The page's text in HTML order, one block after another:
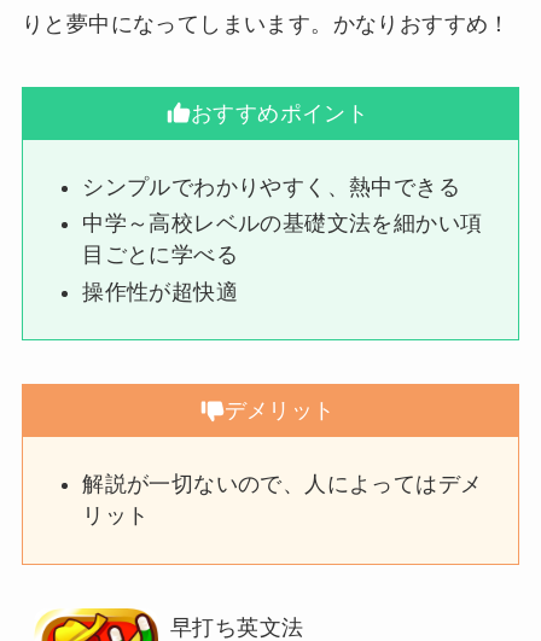
りと夢中になってしまいます。かなりおすすめ！
おすすめポイント
シンプルでわかりやすく、熱中できる
中学～高校レベルの基礎文法を細かい項
目ごとに学べる
操作性が超快適
デメリット
解説が一切ないので、人によってはデメ
リット
早打ち英文法